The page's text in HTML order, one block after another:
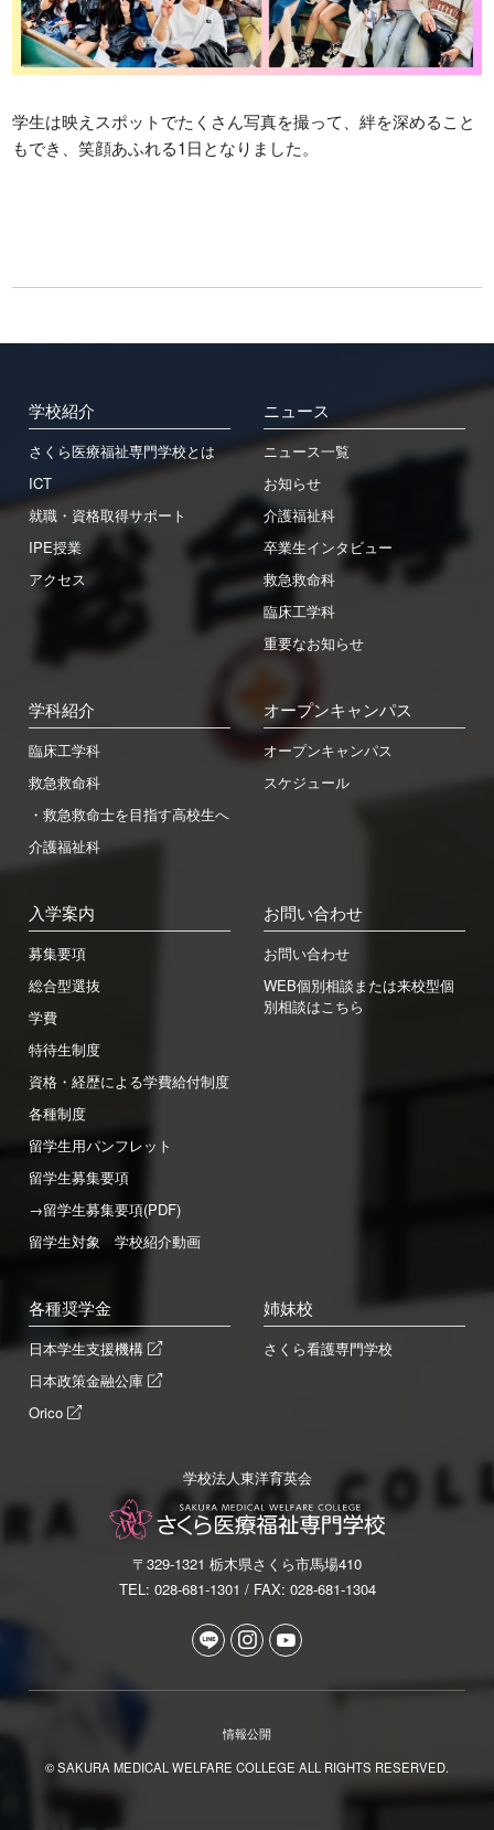
学生は映えスポットでたくさん写真を撮って、絆を深めること
もでき、笑顔あふれる1日となりました。
学校法人東洋育英会
〒329-1321 栃木県さくら市馬場410
TEL: 028-681-1301 / FAX: 028-681-1304
学校紹介
さくら医療福祉専門学校とは
ICT
就職・資格取得サポート
IPE授業
アクセス
ニュース
ニュース一覧
お知らせ
介護福祉科
卒業生インタビュー
救急救命科
臨床工学科
重要なお知らせ
学科紹介
臨床工学科
救急救命科
・救急救命士を目指す高校生へ
介護福祉科
オープンキャンパス
オープンキャンパス
スケジュール
入学案内
募集要項
総合型選抜
学費
特待生制度
資格・経歴による学費給付制度
各種制度
留学生用パンフレット
留学生募集要項
→留学生募集要項(PDF)
留学生対象 学校紹介動画
お問い合わせ
お問い合わせ
WEB個別相談または来校型個
別相談はこちら
各種奨学金
日本学生支援機構
日本政策金融公庫
Orico
姉妹校
さくら看護専門学校
情報公開
© SAKURA MEDICAL WELFARE COLLEGE ALL RIGHTS RESERVED.